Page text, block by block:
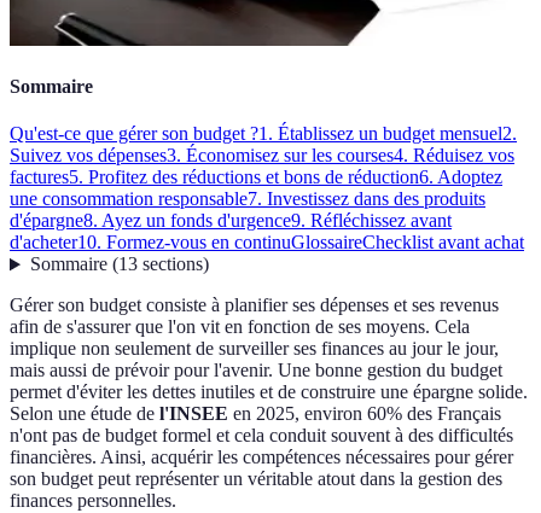
Sommaire
Qu'est-ce que gérer son budget ?1. Établissez un budget mensuel2.
Suivez vos dépenses3. Économisez sur les courses4. Réduisez vos
factures5. Profitez des réductions et bons de réduction6. Adoptez
une consommation responsable7. Investissez dans des produits
d'épargne8. Ayez un fonds d'urgence9. Réfléchissez avant
d'acheter10. Formez-vous en continuGlossaireChecklist avant achat
Sommaire(13 sections)
Gérer son budget consiste à planifier ses dépenses et ses revenus
afin de s'assurer que l'on vit en fonction de ses moyens. Cela
implique non seulement de surveiller ses finances au jour le jour,
mais aussi de prévoir pour l'avenir. Une bonne gestion du budget
permet d'éviter les dettes inutiles et de construire une épargne solide.
Selon une étude de l'INSEE en 2025, environ 60% des Français
n'ont pas de budget formel et cela conduit souvent à des difficultés
financières. Ainsi, acquérir les compétences nécessaires pour gérer
son budget peut représenter un véritable atout dans la gestion des
finances personnelles.